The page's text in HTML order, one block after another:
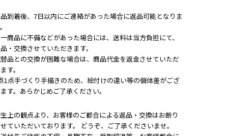
到着後、7日以内にご連絡があった場合に返品可能となりま
商品に不備などがあった場合には、送料は当方負担にて、
・交換させていただきます。
品との交換が困難な場合は、商品代金を返金させていただ
す。
1点手づくり手描きのため、絵付けの違い等の個体差がござ
す。あらかじめご了承ください。
上の観点より、お客様のご都合による返品・交換はお断り
ていただいております。 どうぞ、ご了承くださいませ。